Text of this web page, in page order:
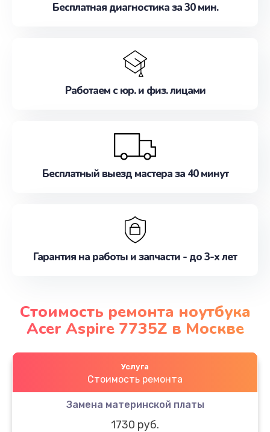
Бесплатная диагностика за 30 мин.
Работаем с юр. и физ. лицами
Бесплатный выезд мастера за 40 минут
Гарантия на работы и запчасти - до 3-х лет
Стоимость ремонта ноутбука
Acer Aspire 7735Z в Москве
Услуга
Стоимость ремонта
Замена материнской платы
1730 руб.